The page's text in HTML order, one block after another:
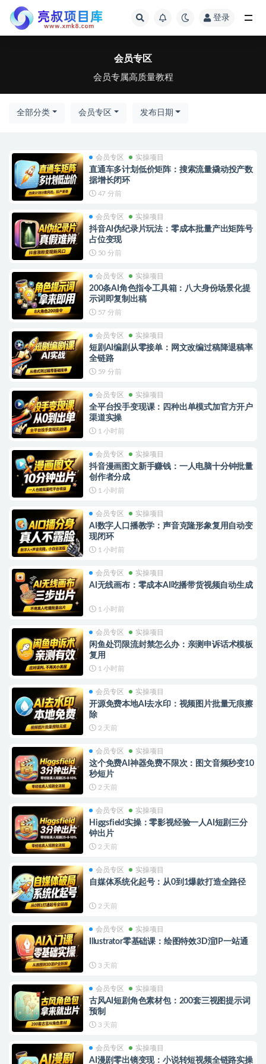
登录
会员专区
会员专属高质量教程
全部分类 会员专区 发布日期
会员专区 实操项目
直通车多计划低价矩阵：搜索流量撬动投产数
据增长闭环
47 分前
会员专区 实操项目
抖音AI伪纪录片玩法：零成本批量产出矩阵号
占位变现
50 分前
会员专区 实操项目
200条AI角色指令工具箱：八大身份场景化提
示词即复制出稿
57 分前
会员专区 实操项目
短剧AI编剧从零接单：网文改编过稿降退稿率
全链路
59 分前
会员专区 实操项目
全平台投手变现课：四种出单模式加官方开户
渠道实操
1 小时前
会员专区 实操项目
抖音漫画图文新手赚钱：一人电脑十分钟批量
创作者分成
1 小时前
会员专区 实操项目
AI数字人口播教学：声音克隆形象复用自动变
现闭环
1 小时前
会员专区 实操项目
AI无线画布：零成本AI吃播带货视频自动生成
1 小时前
会员专区 实操项目
闲鱼处罚限流封禁怎么办：亲测申诉话术模板
复用
1 小时前
会员专区 实操项目
开源免费本地AI去水印：视频图片批量无痕擦
除
2 天前
会员专区 实操项目
这个免费AI神器免费不限次：图文音频秒变10
秒短片
2 天前
会员专区 实操项目
Higgsfield实操：零影视经验一人AI短剧三分
钟出片
2 天前
会员专区 实操项目
自媒体系统化起号：从0到1爆款打造全路径
2 天前
会员专区 实操项目
Illustrator零基础课：绘图特效3D渲IP一站通
3 天前
会员专区 实操项目
古风AI短剧角色素材包：200套三视图提示词
预制
3 天前
会员专区 实操项目
AI漫剧零出镜变现：小说转短视频全链路实操